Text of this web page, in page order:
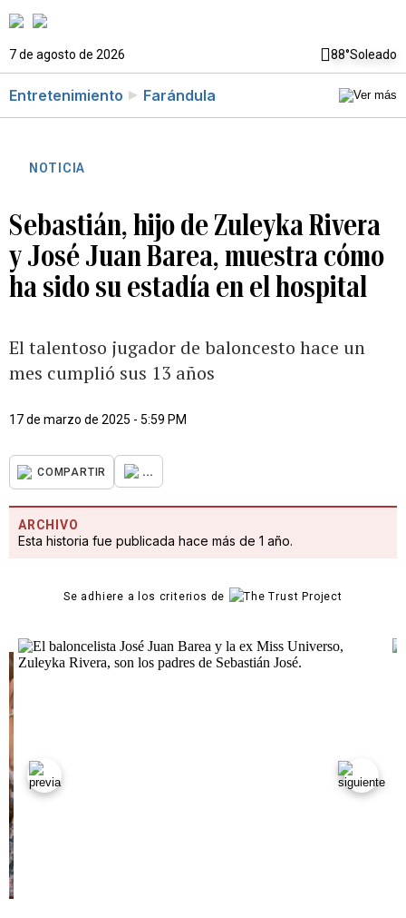
7 de agosto de 2026 88°Soleado
Entretenimiento Farándula
NOTICIA
Sebastián, hijo de Zuleyka Rivera
y José Juan Barea, muestra cómo
ha sido su estadía en el hospital
El talentoso jugador de baloncesto hace un
mes cumplió sus 13 años
17 de marzo de 2025 - 5:59 PM
COMPARTIR ...
ARCHIVO
Esta historia fue publicada hace más de 1 año.
Se adhiere a los criterios de